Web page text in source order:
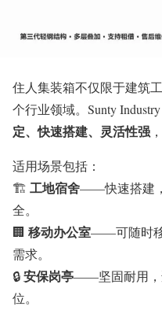
住人集装箱不仅限于建筑
个行业领域。Sunty
定、快速搭建、灵活性强
适用场景包括：
🏗 工地宿舍——快速搭建
全。
🏢 移动办公室——可随时移
需求。
🔒安保岗亭——坚固耐用，
位。